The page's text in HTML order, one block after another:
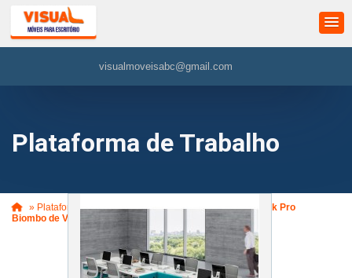
visualmoveisabc@gmail.com
Plataforma de Trabalho
» Plataforma de Trabalho »Plataforma de Trabalho Work Pro
Biombo de Vidro (VM915)